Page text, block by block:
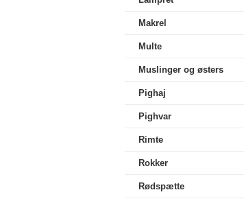
Makrel
Multe
Muslinger og østers
Pighaj
Pighvar
Rimte
Rokker
Rødspætte